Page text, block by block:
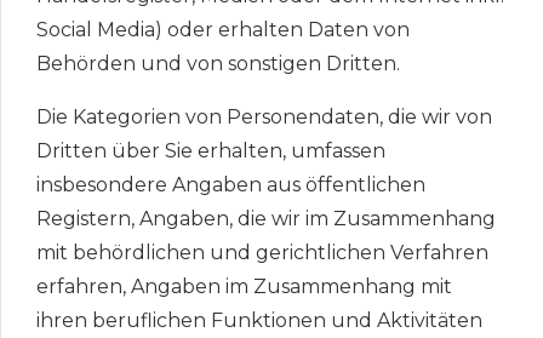
Social Media) oder erhalten Daten von
Behörden und von sonstigen Dritten.
Die Kategorien von Personendaten, die wir von
Dritten über Sie erhalten, umfassen
insbesondere Angaben aus öffentlichen
Registern, Angaben, die wir im Zusammenhang
mit behördlichen und gerichtlichen Verfahren
erfahren, Angaben im Zusammenhang mit
ihren beruflichen Funktionen und Aktivitäten